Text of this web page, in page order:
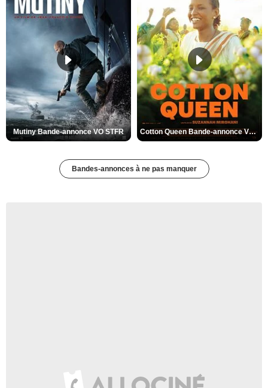
Mutiny Bande-annonce VO STFR Cotton Queen Bande-annonce VO STFR
Bandes-annonces à ne pas manquer